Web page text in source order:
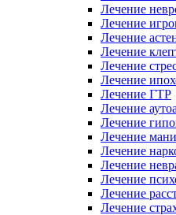
Лечение
Лечение
Лечение
Лечение
Лечение
Лечение
Лечение ГТР
Лечение
Лечение
Лечение
Лечение
Лечение
Лечение
Лечение
Лечение